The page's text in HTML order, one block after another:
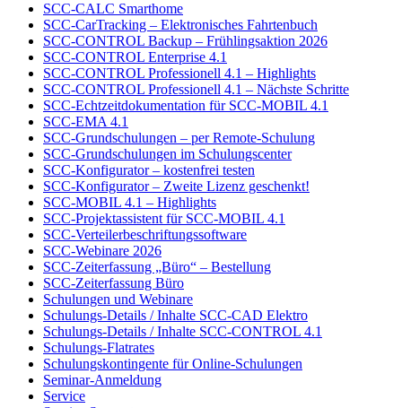
SCC-CALC Smarthome
SCC-CarTracking – Elektronisches Fahrtenbuch
SCC-CONTROL Backup – Frühlingsaktion 2026
SCC-CONTROL Enterprise 4.1
SCC-CONTROL Professionell 4.1 – Highlights
SCC-CONTROL Professionell 4.1 – Nächste Schritte
SCC-Echtzeitdokumentation für SCC-MOBIL 4.1
SCC-EMA 4.1
SCC-Grundschulungen – per Remote-Schulung
SCC-Grundschulungen im Schulungscenter
SCC-Konfigurator – kostenfrei testen
SCC-Konfigurator – Zweite Lizenz geschenkt!
SCC-MOBIL 4.1 – Highlights
SCC-Projektassistent für SCC-MOBIL 4.1
SCC-Verteilerbeschriftungssoftware
SCC-Webinare 2026
SCC-Zeiterfassung „Büro“ – Bestellung
SCC-Zeiterfassung Büro
Schulungen und Webinare
Schulungs-Details / Inhalte SCC-CAD Elektro
Schulungs-Details / Inhalte SCC-CONTROL 4.1
Schulungs-Flatrates
Schulungskontingente für Online-Schulungen
Seminar-Anmeldung
Service